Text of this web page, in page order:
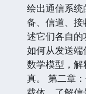
绘出通信系
备、信道、
述它们各自
如何从发送
数学模型，
真。 第二章